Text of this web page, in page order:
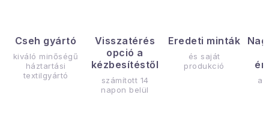
Cseh gyártó
kiváló minőségű
háztartási
textilgyártó
Visszatérés
opció a
kézbesítéstől
számított 14
napon belül
Eredeti minták
és saját
produkció